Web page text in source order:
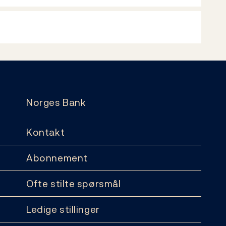
Norges Bank
Kontakt
Abonnement
Ofte stilte spørsmål
Ledige stillinger